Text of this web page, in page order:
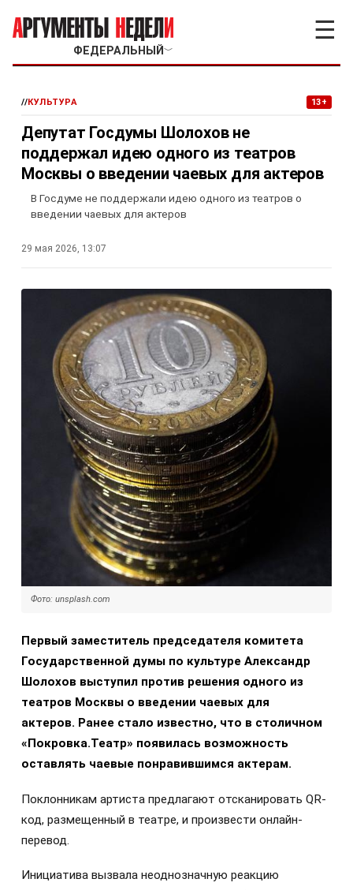
ФЕДЕРАЛЬНЫЙ ﹀
☰
//КУЛЬТУРА 13+
Депутат Госдумы Шолохов не
поддержал идею одного из театров
Москвы о введении чаевых для актеров
В Госдуме не поддержали идею одного из театров о
введении чаевых для актеров
29 мая 2026, 13:07
Фото: unsplash.com
Первый заместитель председателя комитета
Государственной думы по культуре Александр
Шолохов выступил против решения одного из
театров Москвы о введении чаевых для
актеров. Ранее стало известно, что в столичном
«Покровка.Театр» появилась возможность
оставлять чаевые понравившимся актерам.
Поклонникам артиста предлагают отсканировать QR-
код, размещенный в театре, и произвести онлайн-
перевод.
Инициатива вызвала неоднозначную реакцию